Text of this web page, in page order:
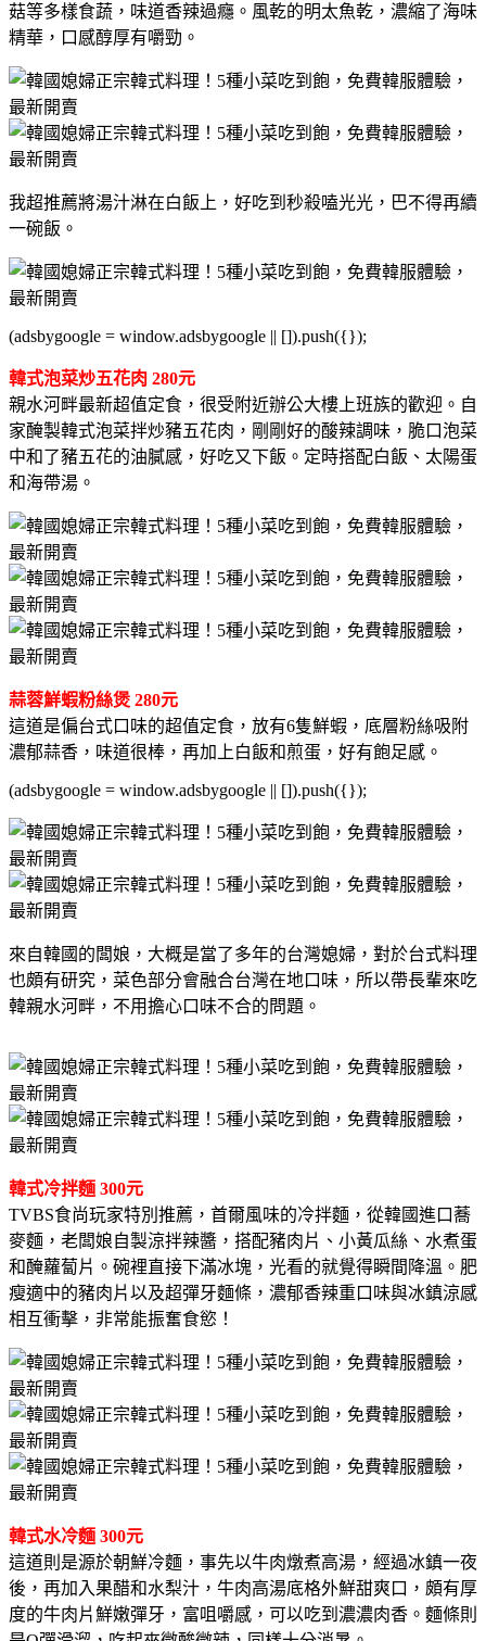
菇等多樣食蔬，味道香辣過癮。風乾的明太魚乾，濃縮了海味
精華，口感醇厚有嚼勁。
我超推薦將湯汁淋在白飯上，好吃到秒殺嗑光光，巴不得再續
一碗飯。
(adsbygoogle = window.adsbygoogle || []).push({});
韓式泡菜炒五花肉 280元
親水河畔最新超值定食，很受附近辦公大樓上班族的歡迎。自
家醃製韓式泡菜拌炒豬五花肉，剛剛好的酸辣調味，脆口泡菜
中和了豬五花的油膩感，好吃又下飯。定時搭配白飯、太陽蛋
和海帶湯。
蒜蓉鮮蝦粉絲煲 280元
這道是偏台式口味的超值定食，放有6隻鮮蝦，底層粉絲吸附
濃郁蒜香，味道很棒，再加上白飯和煎蛋，好有飽足感。
(adsbygoogle = window.adsbygoogle || []).push({});
來自韓國的闆娘，大概是當了多年的台灣媳婦，對於台式料理
也頗有研究，菜色部分會融合台灣在地口味，所以帶長輩來吃
韓親水河畔，不用擔心口味不合的問題。
韓式冷拌麵 300元
TVBS食尚玩家特別推薦，首爾風味的冷拌麵，從韓國進口蕎
麥麵，老闆娘自製涼拌辣醬，搭配豬肉片、小黃瓜絲、水煮蛋
和醃蘿蔔片。碗裡直接下滿冰塊，光看的就覺得瞬間降溫。肥
瘦適中的豬肉片以及超彈牙麵條，濃郁香辣重口味與冰鎮涼感
相互衝擊，非常能振奮食慾！
韓式水冷麵 300元
這道則是源於朝鮮冷麵，事先以牛肉燉煮高湯，經過冰鎮一夜
後，再加入果醋和水梨汁，牛肉高湯底格外鮮甜爽口，頗有厚
度的牛肉片鮮嫩彈牙，富咀嚼感，可以吃到濃濃肉香。麵條則